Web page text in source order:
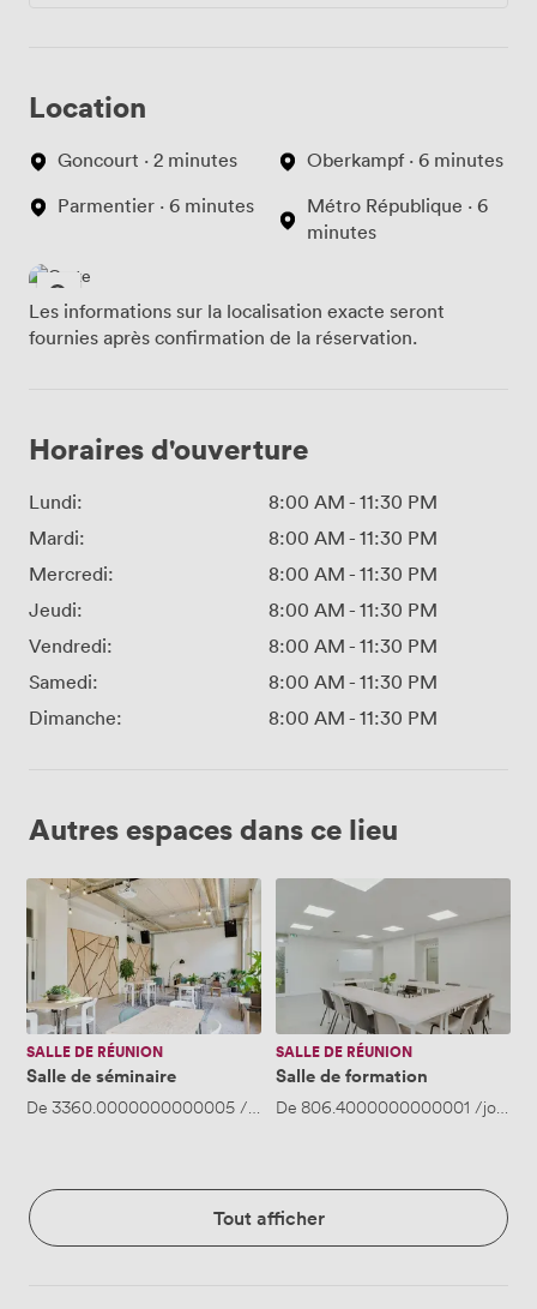
Location
Goncourt · 2 minutes
Parmentier · 6 minutes
Oberkampf · 6 minutes
Métro République · 6
minutes
Les informations sur la localisation exacte seront
fournies après confirmation de la réservation.
Horaires d'ouverture
Lundi: 8:00 AM - 11:30 PM
Mardi:
8:00 AM - 11:30 PM
Mercredi:
8:00 AM - 11:30 PM
Jeudi:
8:00 AM - 11:30 PM
Vendredi:
8:00 AM - 11:30 PM
Samedi:
8:00 AM - 11:30 PM
Dimanche:
8:00 AM - 11:30 PM
Autres espaces dans ce lieu
Salle
de
séminaire
SALLE DE RÉUNION
Salle de séminaire
De3360.0000000000005/jour ·Jusqu'à 60 personnes
Salle
formation
SALLE DE RÉUNION
Salle de formation
De 806.4000000000001 /jour
Tout afficher